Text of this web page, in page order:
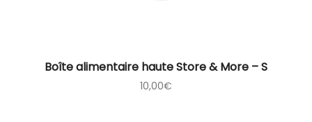
Boîte alimentaire haute Store & More – S
10,00€